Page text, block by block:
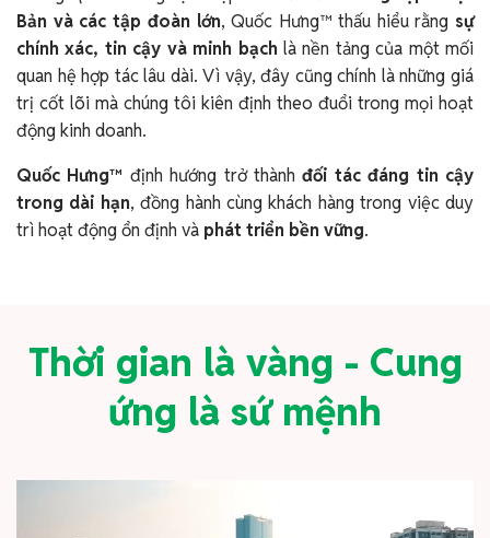
Bản và các tập đoàn lớn, Quốc Hưng™ thấu hiểu rằng sự
chính xác, tin cậy và minh bạch là nền tảng của một mối
quan hệ hợp tác lâu dài. Vì vậy, đây cũng chính là những giá
trị cốt lõi mà chúng tôi kiên định theo đuổi trong mọi hoạt
động kinh doanh.
Quốc Hưng™ định hướng trở thànhđối tác đáng tin cậy
trong dài hạn, đồng hành cùng khách hàng trong việc duy
trì hoạt động ổn định và phát triển bền vững.
Thời gian là vàng - Cung
ứng là sứ mệnh